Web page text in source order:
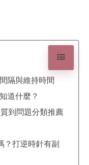
隔與維持時間
道什麼？
到問題分類推薦
？打逆時針有副